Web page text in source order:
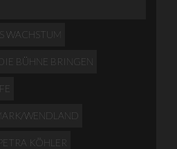
WACHSTUM
BÜHNE BRINGEN
WENDLAND
KÖHLER